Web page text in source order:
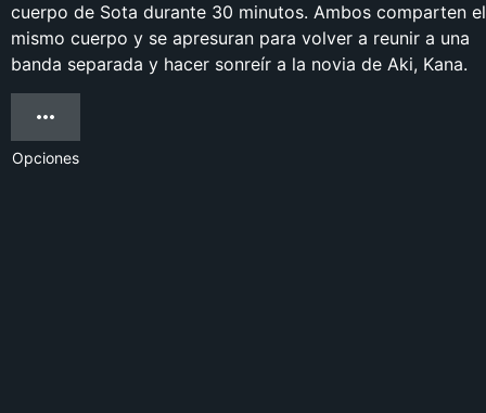
cuerpo de Sota durante 30 minutos. Ambos comparten el
mismo cuerpo y se apresuran para volver a reunir a una
banda separada y hacer sonreír a la novia de Aki, Kana.
Opciones